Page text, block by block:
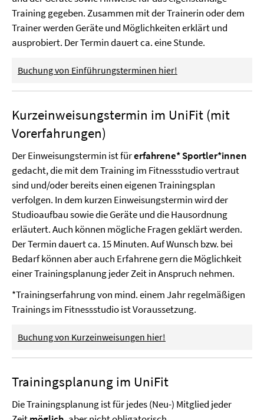
Training gegeben. Zusammen mit der Trainerin oder dem
Trainer werden Geräte und Möglichkeiten erklärt und
ausprobiert. Der Termin dauert ca. eine Stunde.
Buchung von Einführungsterminen hier!
Kurzeinweisungstermin im UniFit (mit
Vorerfahrungen)
Der Einweisungstermin ist fürerfahrene* Sportler*innen
gedacht, die mit dem Training im Fitnessstudio vertraut
sind und/oder bereits einen eigenen Trainingsplan
verfolgen. In dem kurzen Einweisungstermin wird der
Studioaufbau sowie die Geräte und die Hausordnung
erläutert. Auch können mögliche Fragen geklärt werden.
Der Termin dauert ca. 15 Minuten. Auf Wunsch bzw. bei
Bedarf können aber auch Erfahrene gern die Möglichkeit
einer Trainingsplanung jeder Zeit in Anspruch nehmen.
*Trainingserfahrung von mind. einem Jahr regelmäßigen
Trainings im Fitnessstudio ist Voraussetzung.
Buchung von Kurzeinweisungen hier!
Trainingsplanung im UniFit
Die Trainingsplanung ist für jedes (Neu-) Mitglied jeder